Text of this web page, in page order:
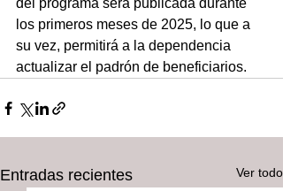
del programa será publicada durante
los primeros meses de 2025, lo que a
su vez, permitirá a la dependencia
actualizar el padrón de beneficiarios.
Entradas recientes Ver todo